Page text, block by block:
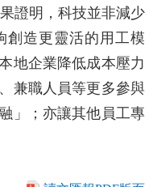
證明，科技並非減少
創造更靈活的用工模
地企業降低成本壓力
兼職人員等更多參與
」；亦讓其他員工專